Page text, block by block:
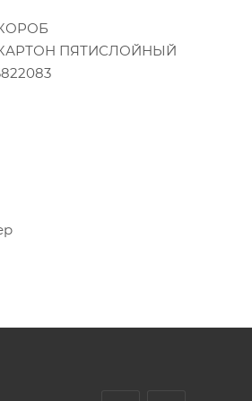
ПЯТИСЛОЙНЫЙ